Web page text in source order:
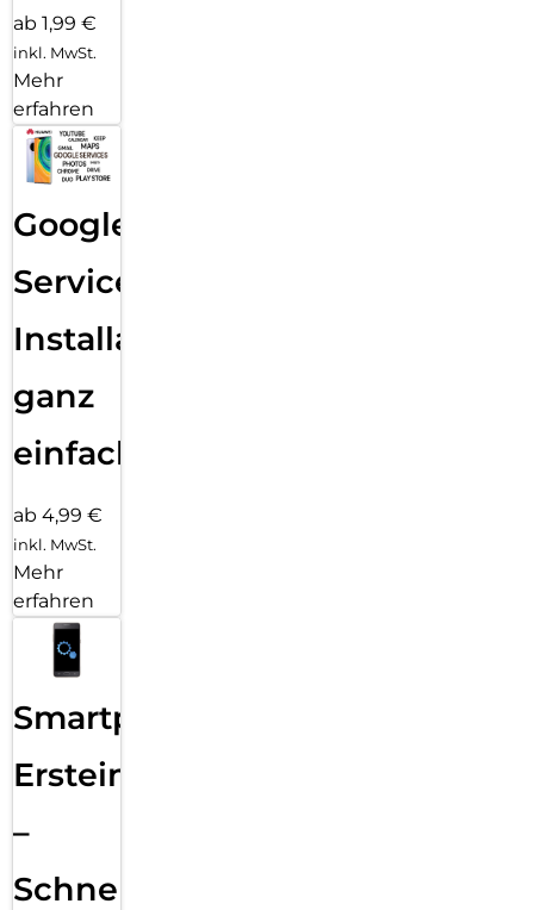
ab 1,99 €
inkl. MwSt.
Mehr
erfahren
Google
Services
Installation
ganz
einfach
ab 4,99 €
inkl. MwSt.
Mehr
erfahren
Smartphone
Ersteinrichtung
–
Schnelle